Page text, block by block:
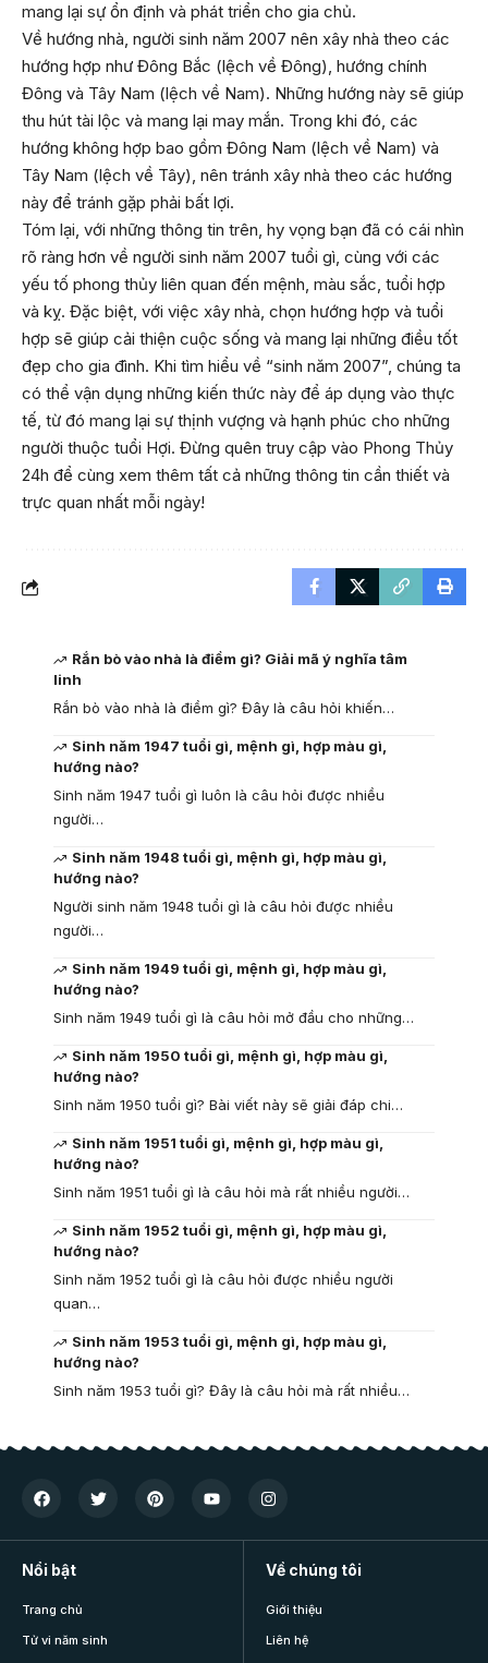
mang lại sự ổn định và phát triển cho gia chủ.
Về hướng nhà, người sinh năm 2007 nên xây nhà theo các
hướng hợp như Đông Bắc (lệch về Đông), hướng chính
Đông và Tây Nam (lệch về Nam). Những hướng này sẽ giúp
thu hút tài lộc và mang lại may mắn. Trong khi đó, các
hướng không hợp bao gồm Đông Nam (lệch về Nam) và
Tây Nam (lệch về Tây), nên tránh xây nhà theo các hướng
này để tránh gặp phải bất lợi.
Tóm lại, với những thông tin trên, hy vọng bạn đã có cái nhìn
rõ ràng hơn về người sinh năm 2007 tuổi gì, cùng với các
yếu tố phong thủy liên quan đến mệnh, màu sắc, tuổi hợp
và kỵ. Đặc biệt, với việc xây nhà, chọn hướng hợp và tuổi
hợp sẽ giúp cải thiện cuộc sống và mang lại những điều tốt
đẹp cho gia đình. Khi tìm hiểu về “sinh năm 2007”, chúng ta
có thể vận dụng những kiến thức này để áp dụng vào thực
tế, từ đó mang lại sự thịnh vượng và hạnh phúc cho những
người thuộc tuổi Hợi. Đừng quên truy cập vào Phong Thủy
24h để cùng xem thêm tất cả những thông tin cần thiết và
trực quan nhất mỗi ngày!
Rắn bò vào nhà là điềm gì? Giải mã ý nghĩa tâm
linh
Rắn bò vào nhà là điềm gì? Đây là câu hỏi khiến…
Sinh năm 1947 tuổi gì, mệnh gì, hợp màu gì,
hướng nào?
Sinh năm 1947 tuổi gì luôn là câu hỏi được nhiều
người…
Sinh năm 1948 tuổi gì, mệnh gì, hợp màu gì,
hướng nào?
Người sinh năm 1948 tuổi gì là câu hỏi được nhiều
người…
Sinh năm 1949 tuổi gì, mệnh gì, hợp màu gì,
hướng nào?
Sinh năm 1949 tuổi gì là câu hỏi mở đầu cho những…
Sinh năm 1950 tuổi gì, mệnh gì, hợp màu gì,
hướng nào?
Sinh năm 1950 tuổi gì? Bài viết này sẽ giải đáp chi…
Sinh năm 1951 tuổi gì, mệnh gì, hợp màu gì,
hướng nào?
Sinh năm 1951 tuổi gì là câu hỏi mà rất nhiều người…
Sinh năm 1952 tuổi gì, mệnh gì, hợp màu gì,
hướng nào?
Sinh năm 1952 tuổi gì là câu hỏi được nhiều người
quan…
Sinh năm 1953 tuổi gì, mệnh gì, hợp màu gì,
hướng nào?
Sinh năm 1953 tuổi gì? Đây là câu hỏi mà rất nhiều…
Nổi bật
Trang chủ
Tử vi năm sinh
Về chúng tôi
Giới thiệu
Liên hệ